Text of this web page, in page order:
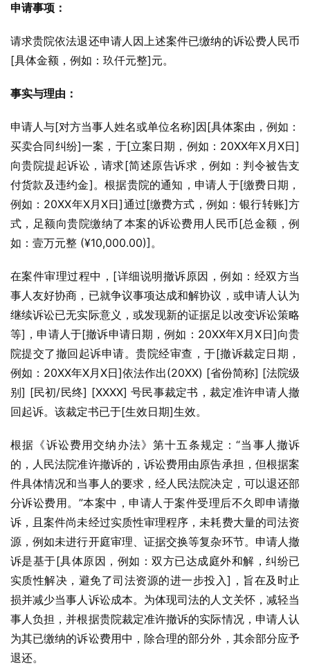
申请事项：
请求贵院依法退还申请人因上述案件已缴纳的诉讼费人民币
[具体金额，例如：玖仟元整]元。
事实与理由：
申请人与[对方当事人姓名或单位名称]因[具体案由，例如：
买卖合同纠纷]一案，于[立案日期，例如：20XX年X月X日]
向贵院提起诉讼，请求[简述原告诉求，例如：判令被告支
付货款及违约金]。根据贵院的通知，申请人于[缴费日期，
例如：20XX年X月X日]通过[缴费方式，例如：银行转账]方
式，足额向贵院缴纳了本案的诉讼费用人民币[总金额，例
如：壹万元整 (¥10,000.00)]。
在案件审理过程中，[详细说明撤诉原因，例如：经双方当
事人友好协商，已就争议事项达成和解协议，或申请人认为
继续诉讼已无实际意义，或发现新的证据足以改变诉讼策略
等]，申请人于[撤诉申请日期，例如：20XX年X月X日]向贵
院提交了撤回起诉申请。贵院经审查，于[撤诉裁定日期，
例如：20XX年X月X日]依法作出(20XX) [省份简称] [法院级
别] [民初/民终] [XXXX] 号民事裁定书，裁定准许申请人撤
回起诉。该裁定书已于[生效日期]生效。
根据《诉讼费用交纳办法》第十五条规定：“当事人撤诉
的，人民法院准许撤诉的，诉讼费用由原告承担，但根据案
件具体情况和当事人的要求，经人民法院决定，可以退还部
分诉讼费用。”本案中，申请人于案件受理后不久即申请撤
诉，且案件尚未经过实质性审理程序，未耗费大量的司法资
源，例如未进行开庭审理、证据交换等复杂环节。申请人撤
诉是基于[具体原因，例如：双方已达成庭外和解，纠纷已
实质性解决，避免了司法资源的进一步投入]，旨在及时止
损并减少当事人诉讼成本。为体现司法的人文关怀，减轻当
事人负担，并根据贵院裁定准许撤诉的实际情况，申请人认
为其已缴纳的诉讼费用中，除合理的部分外，其余部分应予
退还。